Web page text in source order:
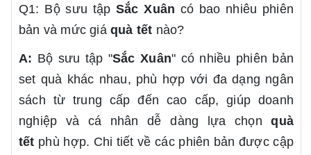
Q1: Bộ sưu tậpSắc Xuân có bao nhiêu phiên
bản và mức giá quà tết nào?
A: Bộ sưu tập "Sắc Xuân" có nhiều phiên bản
set quà khác nhau, phù hợp với đa dạng ngân
sách từ trung cấp đến cao cấp, giúp doanh
nghiệp và cá nhân dễ dàng lựa chọnquà
tết phù hợp. Chi tiết về các phiên bản được cập